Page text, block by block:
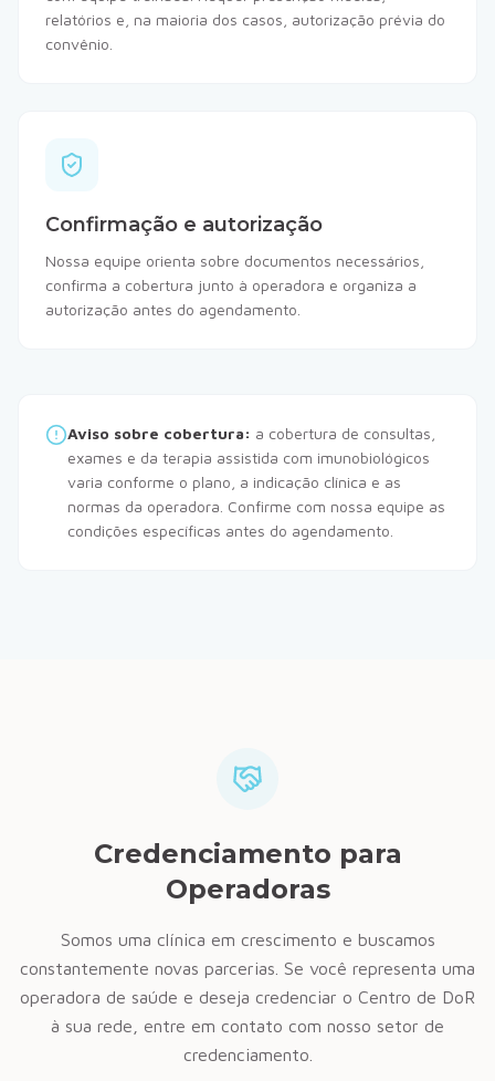
relatórios e, na maioria dos casos, autorização prévia do
convênio.
Confirmação e autorização
Nossa equipe orienta sobre documentos necessários,
confirma a cobertura junto à operadora e organiza a
autorização antes do agendamento.
Aviso sobre cobertura: a cobertura de consultas,
exames e da terapia assistida com imunobiológicos
varia conforme o plano, a indicação clínica e as
normas da operadora. Confirme com nossa equipe as
condições específicas antes do agendamento.
Credenciamento para
Operadoras
Somos uma clínica em crescimento e buscamos
constantemente novas parcerias. Se você representa uma
operadora de saúde e deseja credenciar o Centro de DoR
à sua rede, entre em contato com nosso setor de
credenciamento.